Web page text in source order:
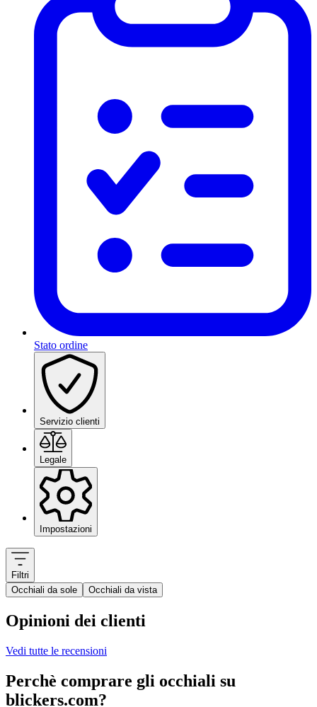
Stato ordine
Servizio clienti
Legale
Impostazioni
Filtri
Occhiali da sole
Occhiali da vista
Opinioni dei clienti
Vedi tutte le recensioni
Perchè comprare gli occhiali su
blickers.com?